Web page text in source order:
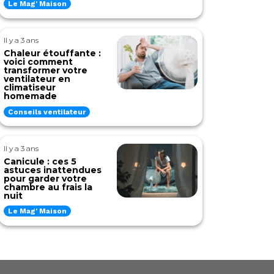
Le Mag' Maison
Il y a 3 ans
Chaleur étouffante :
voici comment
transformer votre
ventilateur en
climatiseur
homemade
Conseils ventilateur
Il y a 3 ans
Canicule : ces 5
astuces inattendues
pour garder votre
chambre au frais la
nuit
Le Mag' Maison